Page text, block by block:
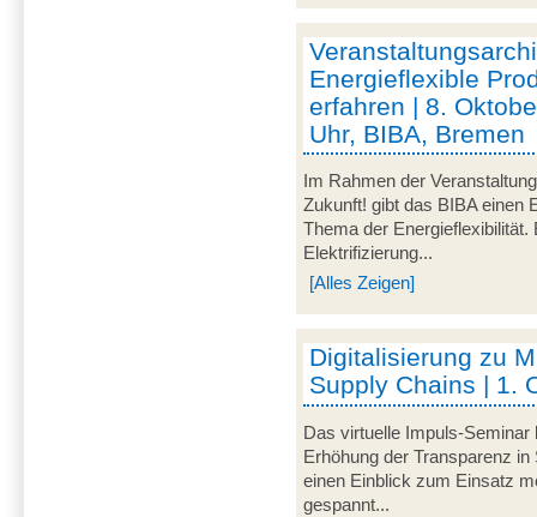
Energieflexible
erfahren | 8.
Uhr, BIBA, Bremen
Im Rahmen der
Zukunft! gibt das BIBA einen
Thema der
Elektrifizierung...
[Alles Zeigen]
Digitalisierung zu
Supply Chains | 1.
Das virtuelle Impuls-Seminar
Erhöhung der Transparenz
einen Einblick zum Einsatz
gespannt...